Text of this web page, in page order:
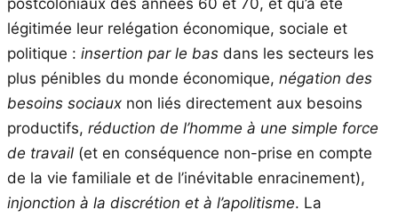
postcoloniaux des années 60 et 70, et qu’a été
légitimée leur relégation économique, sociale et
politique : insertion par le bas dans les secteurs les
plus pénibles du monde économique, négation des
besoins sociaux non liés directement aux besoins
productifs, réduction de l’homme à une simple force
de travail (et en conséquence non-prise en compte
de la vie familiale et de l’inévitable enracinement),
injonction à la discrétion et à l’apolitisme. La